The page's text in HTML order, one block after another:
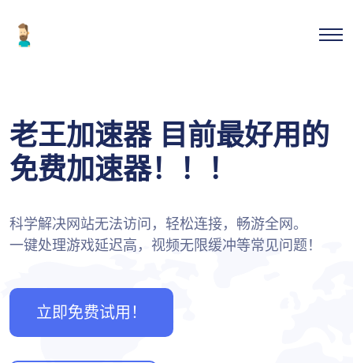
老王加速器 目前最好用的
免费加速器！！！
科学解决网站无法访问，轻松连接，畅游全网。
一键处理游戏延迟高，视频无限缓冲等常见问题！
立即免费试用！